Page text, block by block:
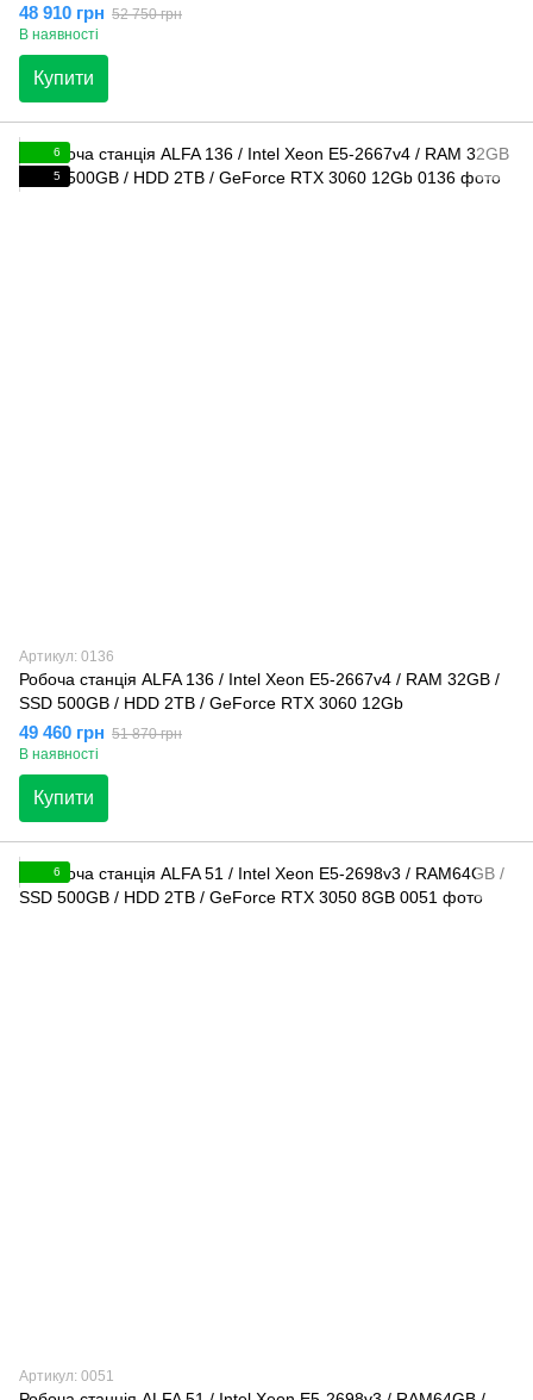
48 910 грн 52 750 грн
В наявності
Купити
6
5
Артикул: 0136
Робоча станція ALFA 136 / Intel Xeon E5-2667v4 / RAM 32GB /
SSD 500GB / HDD 2TB / GeForce RTX 3060 12Gb
49 460 грн 51 870 грн
В наявності
Купити
6
Артикул: 0051